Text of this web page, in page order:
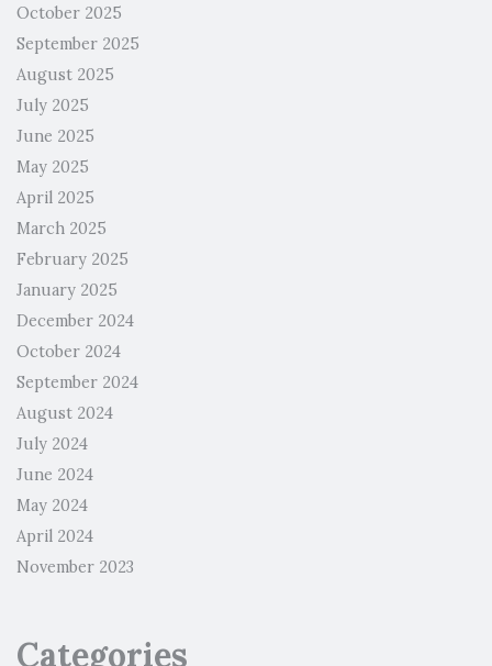
October 2025
September 2025
August 2025
July 2025
June 2025
May 2025
April 2025
March 2025
February 2025
January 2025
December 2024
October 2024
September 2024
August 2024
July 2024
June 2024
May 2024
April 2024
November 2023
Categories